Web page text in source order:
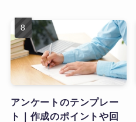
アンケートのテンプレー
ト｜作成のポイントや回